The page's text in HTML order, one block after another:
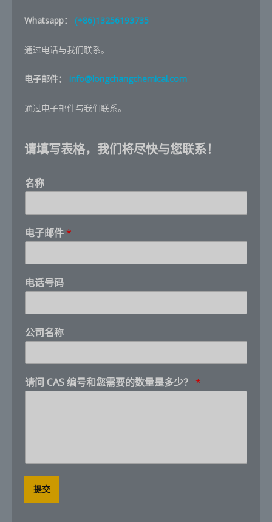
Whatsapp： (+86)13256193735
通过电话与我们联系。
电子邮件： info@longchangchemical.com
通过电子邮件与我们联系。
请填写表格，我们将尽快与您联系！
名称
电子邮件 *
电话号码
编
号
您
需
要
少
公司名称
请问 CAS 编号和您需要的数量是多少？ *
提交
Customer Service
Hello. Tell us what product, CAS number, quantity,